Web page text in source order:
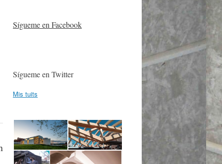
Sígueme en Facebook
Sígueme en Twitter
Mis tuits